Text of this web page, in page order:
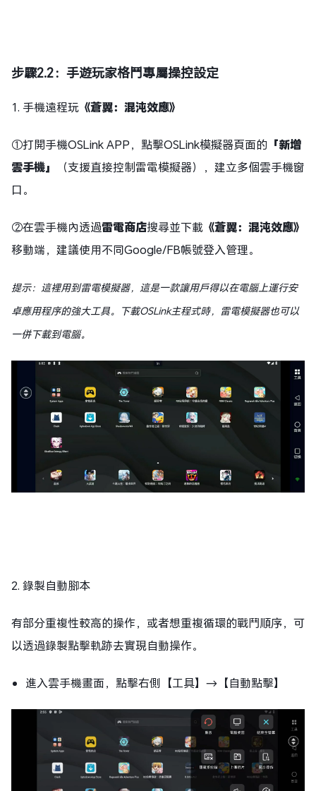
步驟2.2：手遊玩家格鬥專屬操控設定
1. 手機遠程玩 《蒼翼：混沌效應》
①打開手機OSLink APP，點擊OSLink模擬器頁面的 「新增
雲手機」
（支援直接控制雷電模擬器），建立多個雲手機窗
口。
②在雲手機內透過雷電商店搜尋並下載 《蒼翼：混沌效應》
移動端，建議使用不同Google/FB帳號登入管理。
提示：這裡用到雷電模擬器，這是一款讓用戶得以在電腦上運行安
卓應用程序的強大工具。下載OSLink主程式時，雷電模擬器也可以
一併下載到電腦。
2. 錄製自動腳本
有部分重複性較高的操作，或者想重複循環的戰鬥順序，可
以透過錄製點擊軌跡去實現自動操作。
進入雲手機畫面，點擊右側【工具】→【自動點擊】